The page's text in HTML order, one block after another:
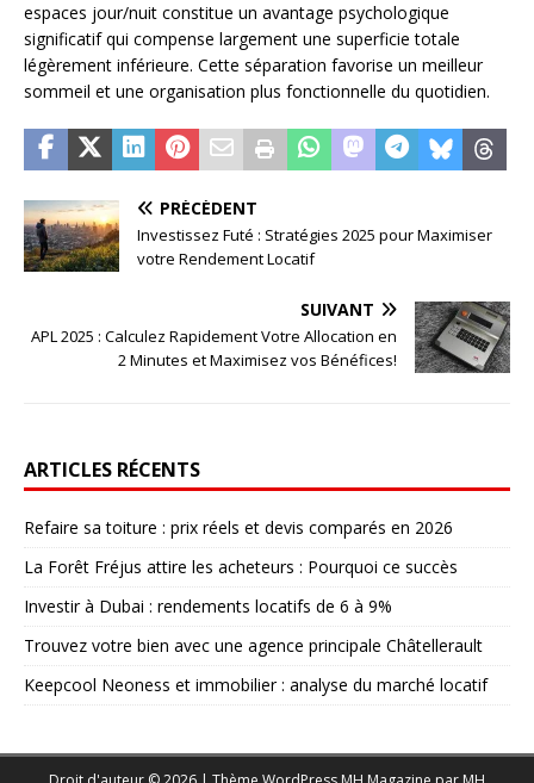
espaces jour/nuit constitue un avantage psychologique
significatif qui compense largement une superficie totale
légèrement inférieure. Cette séparation favorise un meilleur
sommeil et une organisation plus fonctionnelle du quotidien.
PRÉCÉDENT
Investissez Futé : Stratégies 2025 pour Maximiser
votre Rendement Locatif
SUIVANT
APL 2025 : Calculez Rapidement Votre Allocation en
2 Minutes et Maximisez vos Bénéfices!
ARTICLES RÉCENTS
Refaire sa toiture : prix réels et devis comparés en 2026
La Forêt Fréjus attire les acheteurs : Pourquoi ce succès
Investir à Dubai : rendements locatifs de 6 à 9%
Trouvez votre bien avec une agence principale Châtellerault
Keepcool Neoness et immobilier : analyse du marché locatif